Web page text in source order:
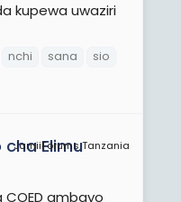
kupewa uwaziri
nchi sana
sio
JamiiForums Tanzania
Elimu
ambayo